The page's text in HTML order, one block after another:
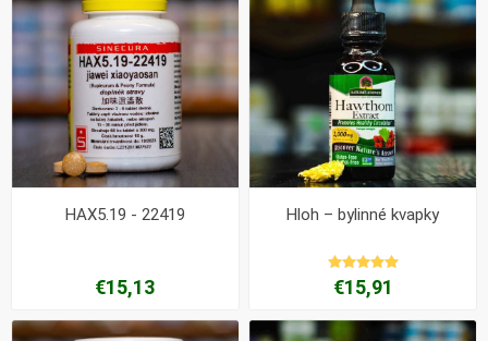
HAX5.19 - 22419
€15,13
Hloh – bylinné kvapky
€15,91